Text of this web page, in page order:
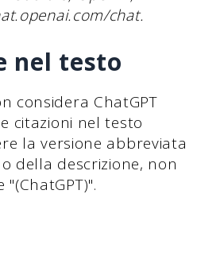
chat.
nel testo
considera ChatGPT
citazioni nel testo
la versione abbreviata
della descrizione, non